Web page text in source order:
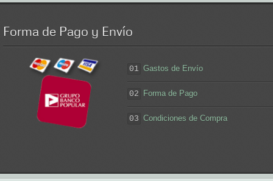
Forma de Pago y Envío
01 Gastos de Envío
02 Forma de Pago
03 Condiciones de Compra